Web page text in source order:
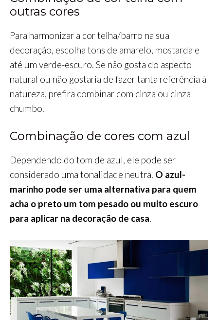
outras cores
Para harmonizar a cor telha/barro na sua
decoração, escolha tons de amarelo, mostarda e
até um verde-escuro. Se não gosta do aspecto
natural ou não gostaria de fazer tanta referência à
natureza, prefira combinar com cinza ou cinza
chumbo.
Combinação de cores com azul
Dependendo do tom de azul, ele pode ser
considerado uma tonalidade neutra. O azul-
marinho pode ser uma alternativa para quem
acha o preto um tom pesado ou muito escuro
para aplicar na decoração de casa.